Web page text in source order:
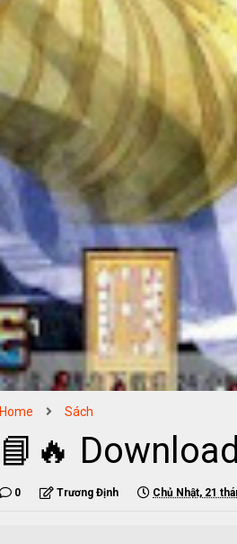
Home Sách
📘🔥
0 Trương Định Chủ Nhật, 21